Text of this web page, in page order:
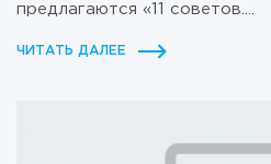
предлагаются «11 советов....
ЧИТАТЬ ДАЛЕЕ